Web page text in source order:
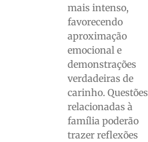
mais intenso,
favorecendo
aproximação
emocional e
demonstrações
verdadeiras de
carinho. Questões
relacionadas à
família poderão
trazer reflexões